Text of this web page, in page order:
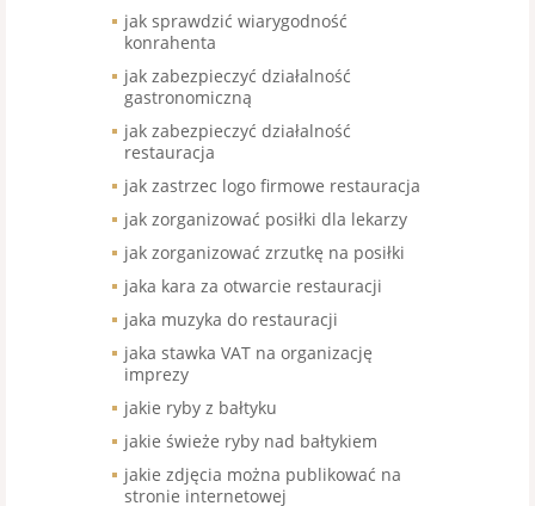
jak sprawdzić wiarygodność
konrahenta
jak zabezpieczyć działalność
gastronomiczną
jak zabezpieczyć działalność
restauracja
jak zastrzec logo firmowe restauracja
jak zorganizować posiłki dla lekarzy
jak zorganizować zrzutkę na posiłki
jaka kara za otwarcie restauracji
jaka muzyka do restauracji
jaka stawka VAT na organizację
imprezy
jakie ryby z bałtyku
jakie świeże ryby nad bałtykiem
jakie zdjęcia można publikować na
stronie internetowej